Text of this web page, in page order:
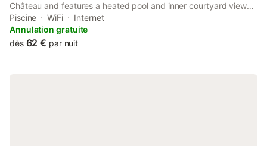
Château and features a heated pool and inner courtyard views.
Featuring private check-in and check-out, this property also
provides guests with a picnic area.
Piscine WiFi
Internet
Annulation gratuite
dès 62 € par nuit